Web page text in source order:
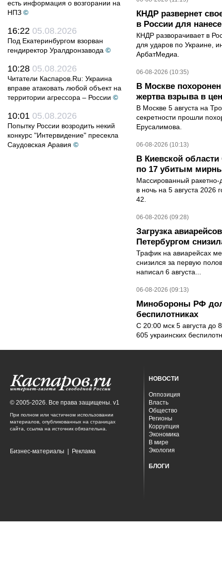
есть информация о возгорании на
НПЗ ©
16:22 05.08.2026
Под Екатеринбургом взорван
гендиректор Уралдронзавода ©
10:28 05.08.2026
Читатели Каспаров.Ru: Украина
вправе атаковать любой объект на
территории агрессора – России ©
10:01 05.08.2026
Попытку России возродить некий
конкурс "Интервидение" пресекла
Саудовская Аравия ©
КНДР развернет
в России для
КНДР разворачивает в
для ударов по Украине,
АрбатМедиа.
06-08-2026 (10:35)
В Москве
жертва взрыва в
В Москве 5 августа на
секретности прошли
Ерусалимова.
06-08-2026 (10:13)
В Киевской
по 17 убитым
Массированный ракетно-
в ночь на 5 августа 2026
42.
06-08-2026 (09:28)
Загрузка
Петербургом
Трафик на авиарейсах
снизился за первую
написал 6 августа...
06-08-2026 (09:13)
Минобороны РФ
беспилотниках
С 20:00 мск 5 августа до
605 украинских
© 2005-2026. Все права защищены. v1
При полном или частичном использовании
материалов, опубликованных на страницах
сайта, ссылка на источник обязательна.
Бизнес-материалы Реклама
НОВОСТИ
Оппозиция
Власть
Общество
Регионы
Коррупция
Экономика
В мире
Экология
БЛОГИ